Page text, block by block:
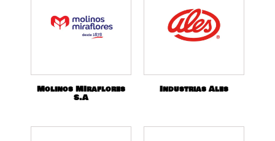
Molinos MIraflores
S.A
Industrias Ales